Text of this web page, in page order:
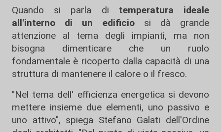
Quando si parla di temperatura ideale
all'interno di un edificiosi dà grande
attenzione al tema degli impianti, ma non
bisogna dimenticare che un ruolo
fondamentale è ricoperto dalla capacità di una
struttura di mantenere il calore o il fresco.
"Nel tema dell' efficienza energetica si devono
mettere insieme due elementi, uno passivo e
uno attivo", spiega Stefano Galati dell'Ordine